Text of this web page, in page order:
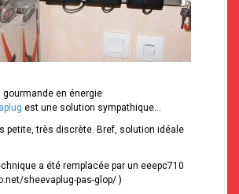
gourmande en énergie
est une solution sympathique…
petite, très discrète. Bref, solution idéale
a été remplacée par un eeepc710
sheevaplug-pas-glop/ )